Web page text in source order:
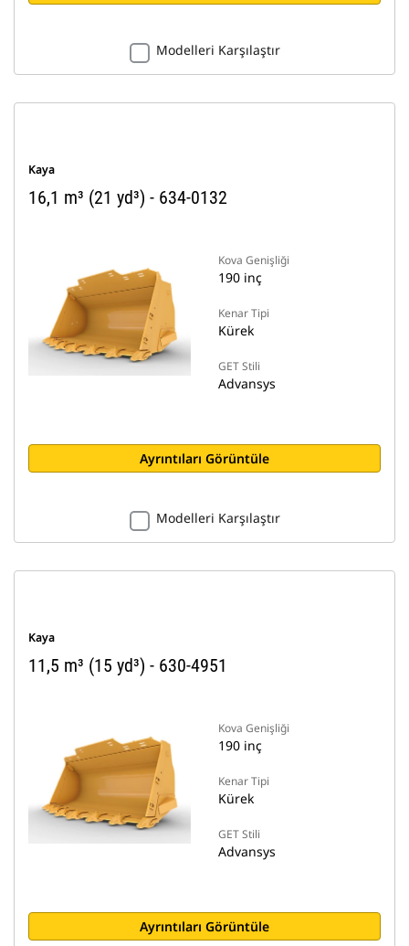
Modelleri Karşılaştır
Kaya
16,1 m³ (21 yd³) - 634-0132
Kova Genişliği
190 inç
Kenar Tipi
Kürek
GET Stili
Advansys
Ayrıntıları Görüntüle
Modelleri Karşılaştır
Kaya
11,5 m³ (15 yd³) - 630-4951
Kova Genişliği
190 inç
Kenar Tipi
Kürek
GET Stili
Advansys
Ayrıntıları Görüntüle